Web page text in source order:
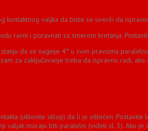
kontaktnog valjka da biste se uverili da
ravni i poravnati sa smerom kretanja.
da se naginje 4° u svim pravcima
za zaključavanje treba da ispravno radi,
(uklonite sklop) da li je oštećen.
valjak moraju biti paralelni (videti sl. 3). Ako